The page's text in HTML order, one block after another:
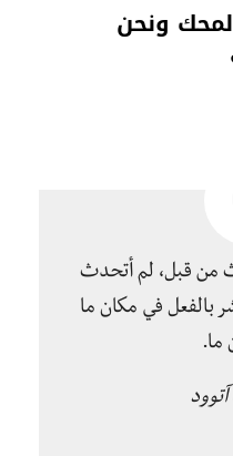
ونحن
من قبل، لم أتحدث
بالفعل في مكان ما
ما.